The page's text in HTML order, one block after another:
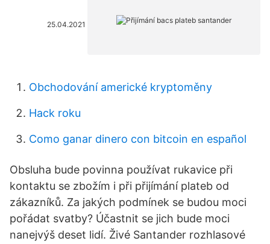
25.04.2021
Obchodování americké kryptoměny
Hack roku
Como ganar dinero con bitcoin en español
Obsluha bude povinna používat rukavice při
kontaktu se zbožím i při přijímání plateb od
zákazníků. Za jakých podmínek se budou moci
pořádat svatby? Účastnit se jich bude moci
nanejvýš deset lidí. Živé Santander rozhlasové